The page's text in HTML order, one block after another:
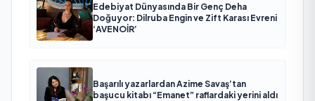
Edebiyat Dünyasında Bir Genç Deha
Doğuyor: Dilruba Engin ve Zift Karası Evreni
‘AVENOİR’
Başarılı yazarlardan Azime Savaş’tan
başucu kitabı “Emanet” raflardaki yerini aldı